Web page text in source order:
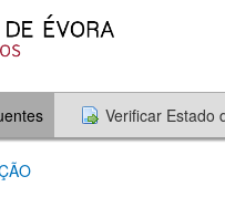
Verificar Estado